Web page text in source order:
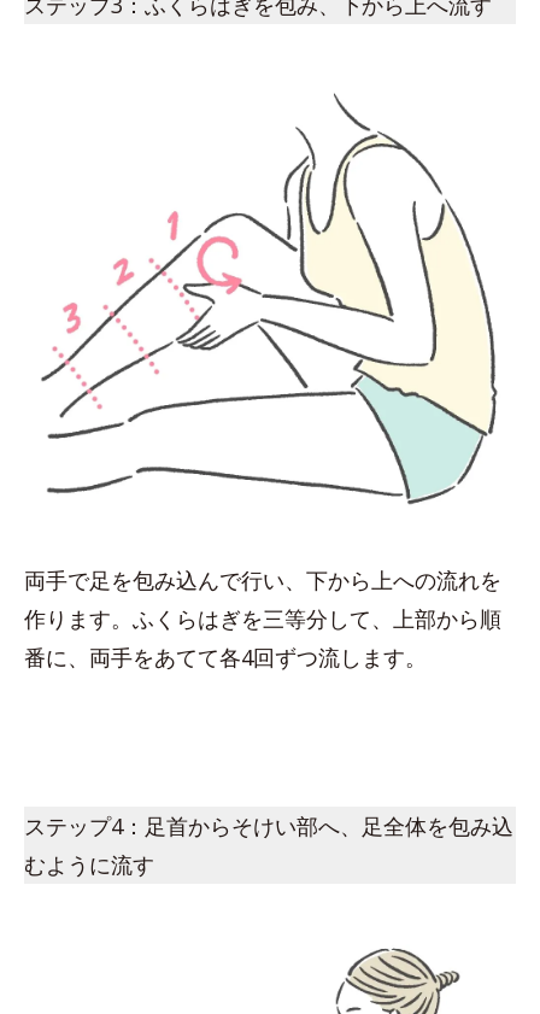
両手で足を包み込んで行い、下から上への流れを
作ります。ふくらはぎを三等分して、上部から順
番に、両手をあてて各4回ずつ流します。
ステップ4：足首からそけい部へ、足全体を包み込
むように流す